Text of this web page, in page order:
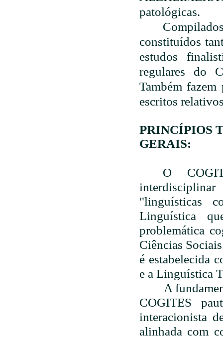
patológicas.
constituídos
estudos
regulares do
Também
escritos
PRINCÍPIOS
GERAIS:
O
"linguísticas
Linguística
problemática
Ciências
é estabelecida
e a Linguística
A
COGITES
interacionista
alinhada com